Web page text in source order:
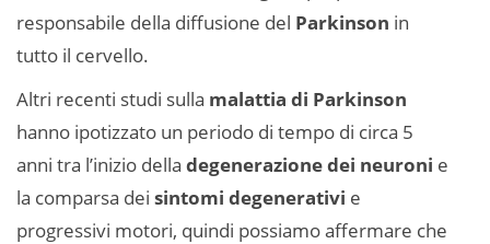
responsabile della diffusione del Parkinson in
tutto il cervello.
Altri recenti studi sulla malattia di Parkinson
hanno ipotizzato un periodo di tempo di circa 5
anni tra l’inizio della degenerazione dei neuroni e
la comparsa dei sintomi degenerativi e
progressivi motori, quindi possiamo affermare che